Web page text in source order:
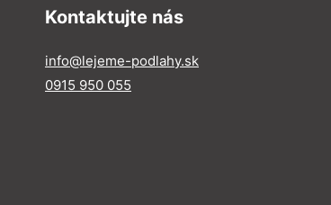
Kontaktujte nás
info@lejeme-podlahy.sk
0915 950 055